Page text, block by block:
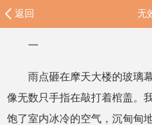
返回 无
一
雨点砸在摩天大楼的玻璃
像无数只手指在敲打着棺盖。
饱了室内冰冷的空气，沉甸甸